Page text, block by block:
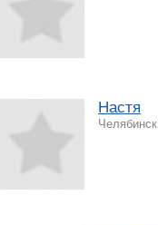
Настя
Челябинск